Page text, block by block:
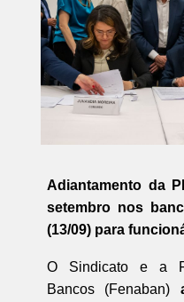
Adiantamento da
setembro nos
(13/09) para
O Sindicato e a
Bancos (Fenaban)